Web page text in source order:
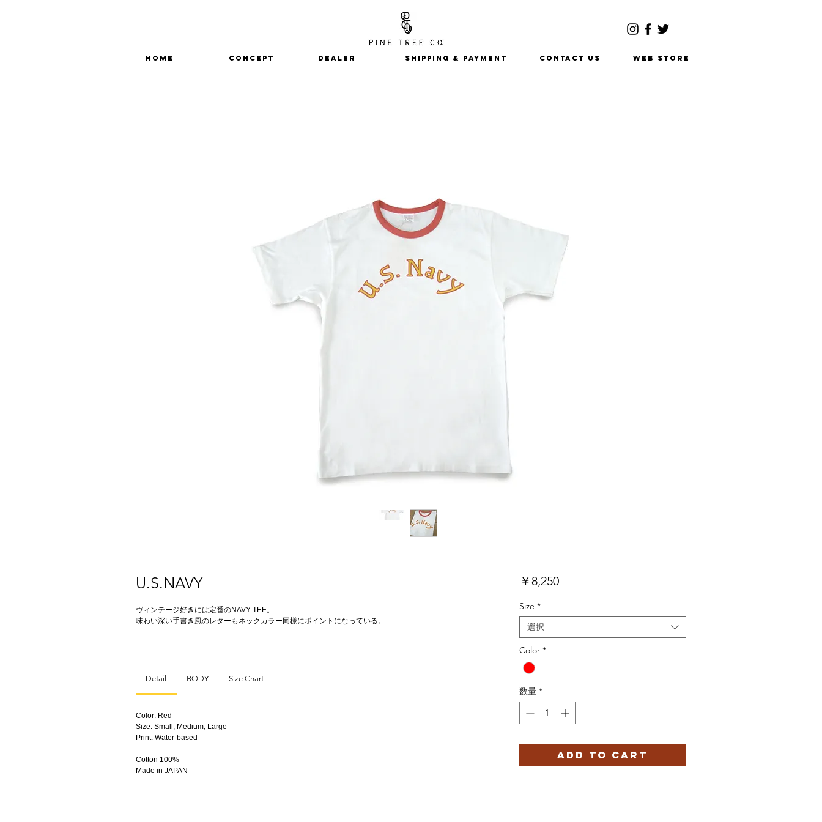
HOME CONCEPT DEALER SHIPPING & PAYMENT CONTACT US WEB STORE
U.S.NAVY
ヴィンテージ好きには定番のNAVY TEE。
味わい深い手書き風のレターもネックカラー同様にポイントになっている。
Detail BODY Size Chart
Color: Red
Size: Small, Medium, Large
Print: Water-based
Cotton 100%
Made in JAPAN
￥8,250価
Size *
選択
Color *
数量 *
ADD TO CART